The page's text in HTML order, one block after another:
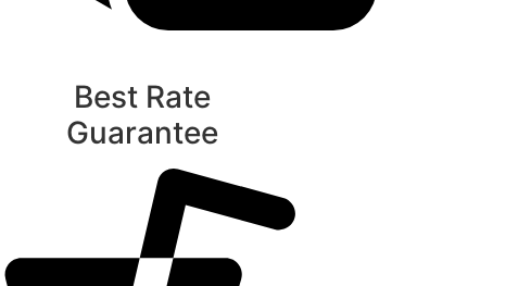
Best Rate
Guarantee